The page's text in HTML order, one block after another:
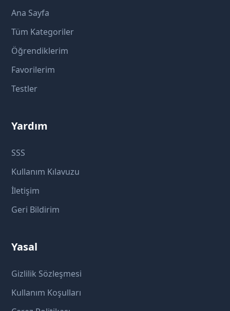
Ana Sayfa
Tüm Kategoriler
Öğrendiklerim
Favorilerim
Testler
Yardım
SSS
Kullanım Kılavuzu
İletişim
Geri Bildirim
Yasal
Gizlilik Sözleşmesi
Kullanım Koşulları